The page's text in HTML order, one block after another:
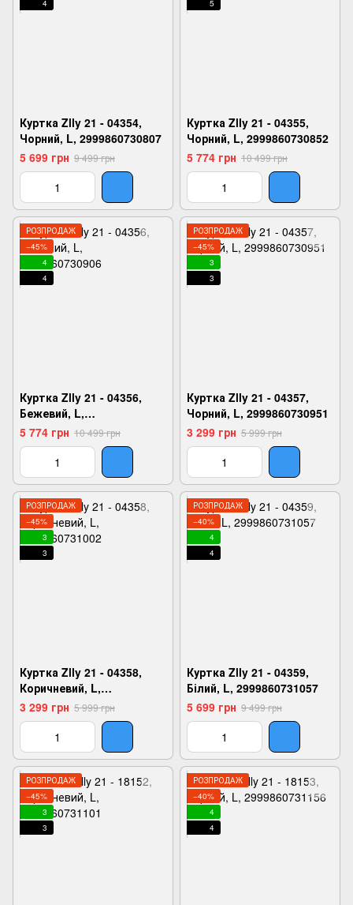
4
Куртка Zlly 21 - 04354,
Чорний, L, 2999860730807
5 699 грн 9 499 грн
5
Куртка Zlly 21 - 04355,
Чорний, L, 2999860730852
5 774 грн 10 499 грн
РОЗПРОДАЖ
−45%
4
4
Куртка Zlly 21 - 04356,
Бежевий, L,
2999860730906
5 774 грн 10 499 грн
РОЗПРОДАЖ
−45%
3
3
Куртка Zlly 21 - 04357,
Чорний, L, 2999860730951
3 299 грн 5 999 грн
РОЗПРОДАЖ
−45%
3
3
Куртка Zlly 21 - 04358,
Коричневий, L,
2999860731002
3 299 грн 5 999 грн
РОЗПРОДАЖ
−40%
4
4
Куртка Zlly 21 - 04359,
Білий, L, 2999860731057
5 699 грн 9 499 грн
РОЗПРОДАЖ
−45%
3
3
РОЗПРОДАЖ
−40%
4
4